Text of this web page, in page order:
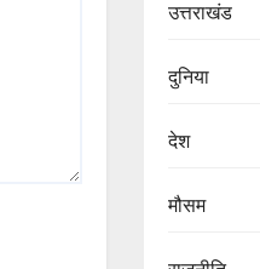
उत्तराखंड
दुनिया
देश
मौसम